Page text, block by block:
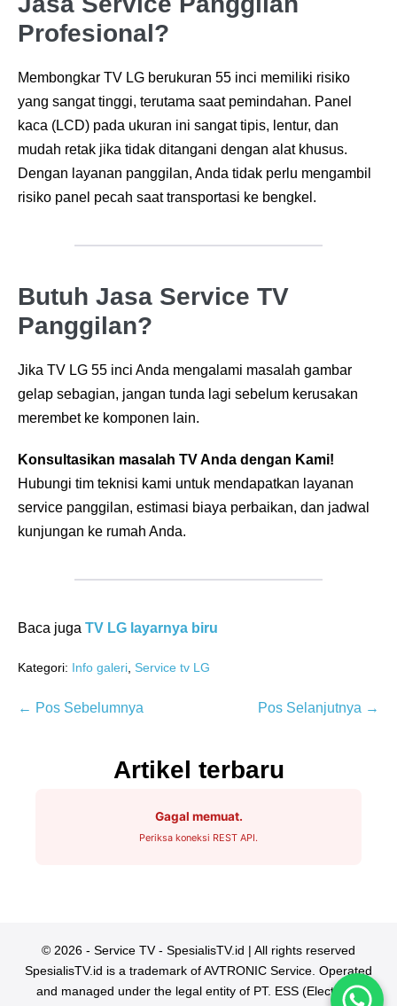
Profesional?
Membongkar TV LG berukuran 55 inci memiliki risiko
yang sangat tinggi, terutama saat pemindahan. Panel
kaca (LCD) pada ukuran ini sangat tipis, lentur, dan
mudah retak jika tidak ditangani dengan alat khusus.
Dengan layanan panggilan, Anda tidak perlu mengambil
risiko panel pecah saat transportasi ke bengkel .
Butuh Jasa Service TV
Panggilan?
Jika TV LG 55 inci Anda mengalami masalah gambar
gelap sebagian, jangan tunda lagi sebelum kerusakan
merembet ke komponen lain.
Konsultasikan masalah TV Anda dengan Kami!
Hubungi tim teknisi kami untuk mendapatkan layanan
service panggilan, estimasi biaya perbaikan, dan jadwal
kunjungan ke rumah Anda.
Baca juga TV LG layarnya biru
Kategori: Info galeri, Service tv LG
Navigasi
← Pos Sebelumnya Pos Selanjutnya →
Artikel terbaru
Gagal memuat.
Periksa koneksi REST API.
© 2026 - Service TV - SpesialisTV.id | All rights reserved
SpesialisTV.id is a trademark of AVTRONIC Service. Operated
and managed under the legal entity of PT. ESS (Electronic